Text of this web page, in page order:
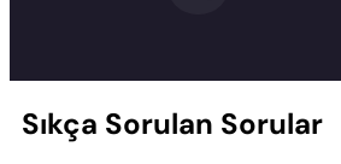
Sıkça Sorulan Sorular